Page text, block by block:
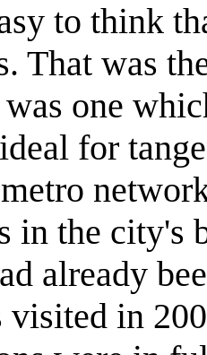
to think
That was
one
for
in the city's
already
in